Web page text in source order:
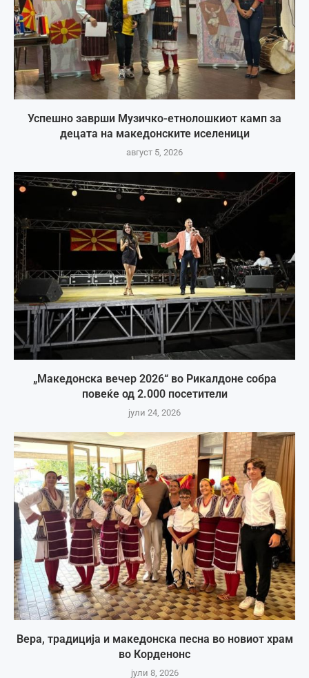
Успешно заврши Музичко-етнолошкиот камп за
децата на македонските иселеници
август 5, 2026
„Македонска вечер 2026“ во Рикалдоне собра
повеќе од 2.000 посетители
јули 24, 2026
Вера, традиција и македонска песна во новиот храм
во Корденонс
јули 8, 2026